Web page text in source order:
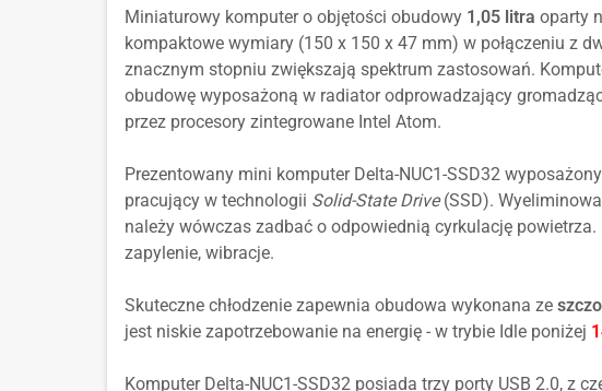
Value
Miniaturowy komputer o objętości obudowy 1,05 litra oparty
kompaktowe wymiary (150 x 150 x 47 mm) w połączeniu z
znacznym stopniu zwiększają spektrum zastosowań.
obudowę wyposażoną w radiator odprowadzający
przez procesory zintegrowane Intel Atom.
Prezentowany mini komputer Delta-NUC1-SSD32
pracujący w technologii Solid-State Drive(SSD).
należy wówczas zadbać o odpowiednią cyrkulację
zapylenie, wibracje.
Skuteczne chłodzenie zapewnia obudowa wykonana ze
jest niskie zapotrzebowanie na energię - w trybie Idle poniżej
Komputer Delta-NUC1-SSD32 posiada trzy porty USB 2.0, z